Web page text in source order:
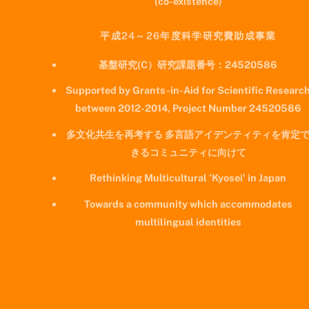
平成24～26年度科学研究費助成事業
基盤研究(C）研究課題番号：24520586
Supported by Grants-in-Aid for Scientific
between 2012-2014, Project Number 24520586
多文化共生を再考する 多言語アイデンティティを肯定
きるコミュニティに向けて
Rethinking Multicultural 'Kyosei' in Japan
Towards a community which accommodates
multilingual identities